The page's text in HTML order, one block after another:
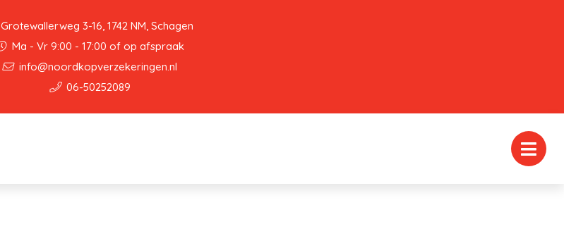
Grotewallerweg 3-16, 1742 NM, Schagen
Ma - Vr 9:00 - 17:00 of op afspraak
info@noordkopverzekeringen.nl
06-50252089